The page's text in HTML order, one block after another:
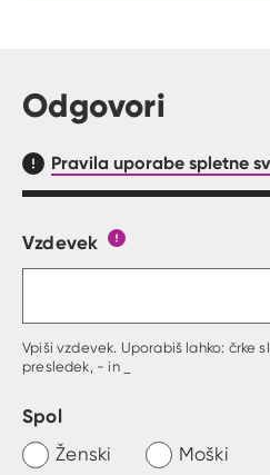
Odgovori
Pravila uporabe spletne
Obrazec, kjer lahko zastaviš
Vzdevek
Vpiši vzdevek. Uporabiš lahko: črke
presledek, - in _
Spol
Ženski Moški